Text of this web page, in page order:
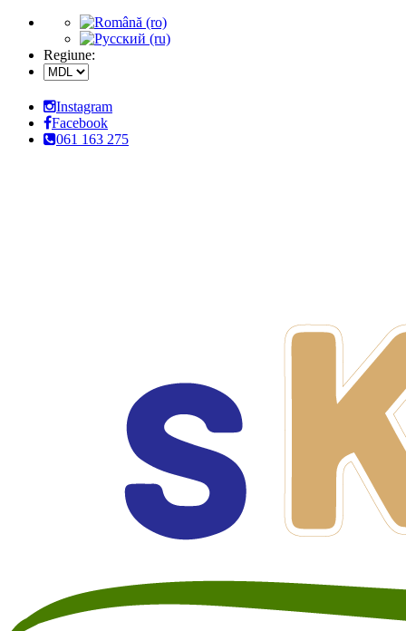
Regiune:
Instagram
Facebook
061 163 275